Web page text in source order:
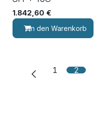
1.842,60 €
In den Warenkorb
1 2